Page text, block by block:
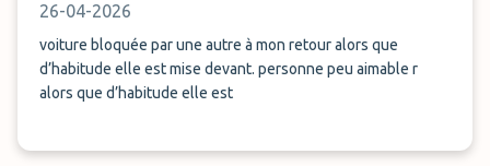
26-04-2026
voiture bloquée par une autre à mon retour alors que
d’habitude elle est mise devant. personne peu aimable r
alors que d’habitude elle est